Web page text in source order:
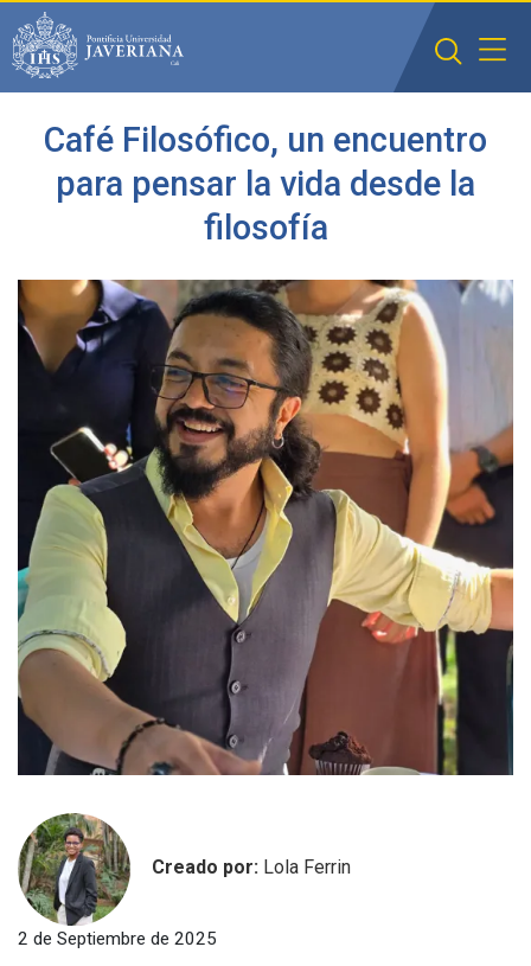
Saltar al contenido principal
Café Filosófico, un encuentro
para pensar la vida desde la
filosofía
Creado por: Lola Ferrin
2 de Septiembre de 2025